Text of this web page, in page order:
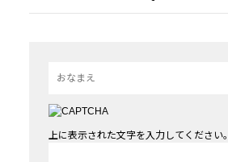
上に表示された文字を入力してください。